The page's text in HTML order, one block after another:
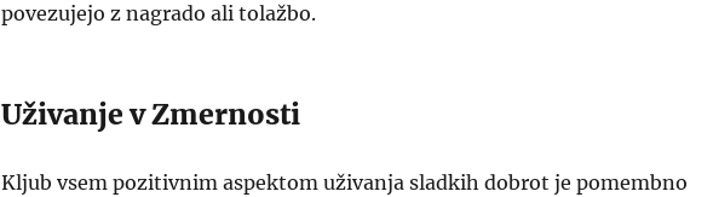
povezujejo z nagrado ali tolažbo.
Uživanje v Zmernosti
Kljub vsem pozitivnim aspektom uživanja sladkih dobrot je pomembno